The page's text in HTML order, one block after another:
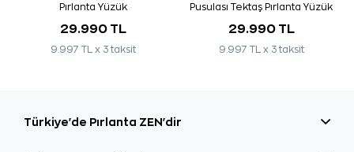
Pırlanta Yüzük
29.990 TL
9.997 TL x 3 taksit
Pusulası Tektaş Pırlanta Yüzük
29.990 TL
9.997 TL x 3 taksit
Türkiye'de Pırlanta ZEN'dir